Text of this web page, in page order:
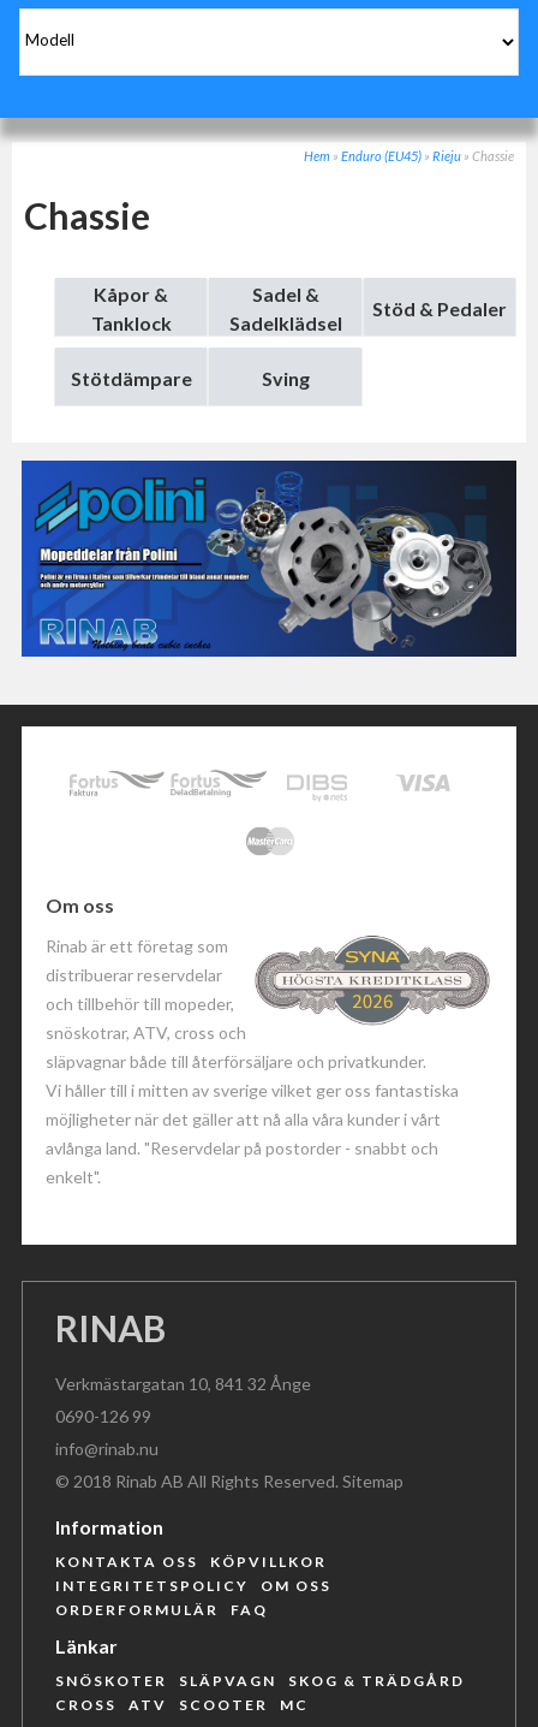
Hem » Enduro (EU45) » Rieju » Chassie
Chassie
Kåpor &
Tanklock
Sadel &
Sadelklädsel
Stöd & Pedaler
Stötdämpare Sving
Om oss
Rinab är ett företag som
distribuerar reservdelar
och tillbehör till mopeder,
snöskotrar, ATV, cross och
släpvagnar både till återförsäljare och privatkunder.
Vi håller till i mitten av sverige vilket ger oss fantastiska
möjligheter när det gäller att nå alla våra kunder i vårt
avlånga land. "Reservdelar på postorder - snabbt och
enkelt".
RINAB
Verkmästargatan 10, 841 32 Ånge
0690-126 99
info@rinab.nu
© 2018 Rinab AB All Rights Reserved.Sitemap
Information
KONTAKTA OSS
KÖPVILLKOR
INTEGRITETSPOLICY
OM OSS
ORDERFORMULÄR
FAQ
Länkar
SNÖSKOTER SLÄPVAGN
SKOG & TRÄDGÅRD
CROSS
ATV SCOOTER MC